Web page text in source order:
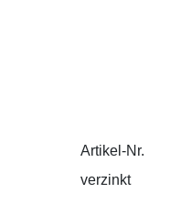
Artikel-Nr.
verzinkt